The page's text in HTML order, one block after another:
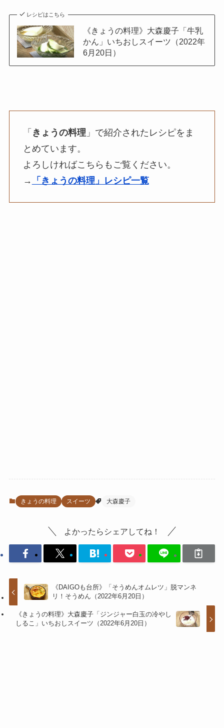
レシピはこちら
《きょうの料理》大森慶子「牛乳
かん」いちおしスイーツ（2022年
6月20日）
「 きょうの料理 」で紹介されたレシピをま
とめています。
よろしければこちらもご覧ください。
→
「きょうの料理」レシピ一覧
きょうの料理 スイーツ 大森慶子
よかったらシェアしてね！
《DAIGOも台所》「そうめんオムレツ」脱マンネ
リ！そうめん（2022年6月20日）
《きょうの料理》大森慶子「ジンジャー白玉の冷やし
しるこ」いちおしスイーツ（2022年6月20日）